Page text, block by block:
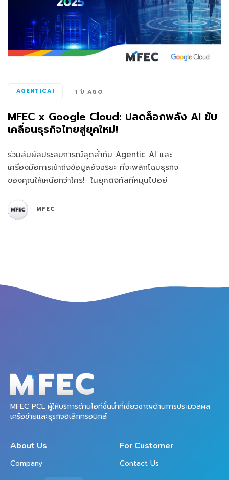
AGENTICAI 1 ปี AGO
MFEC x Google Cloud: ปลดล็อกพลัง AI ขับ
เคลื่อนธุรกิจไทยสู่ยุคใหม่!
ร่วมสัมผัสประสบการณ์สุดล้ำกับ Agentic AI และ
เครื่องมือการเข้าถึงข้อมูลอัจฉริยะ ที่จะพลิกโฉมธุรกิจ
ของคุณให้เหนือกว่าใคร! ในยุคดิจิทัลที่หมุนไปอย่
MFEC
MFEC PCL ผู้ให้บริการด้านไอทีชั้นนำที่เชี่ยวชาญด้านการประมวลผล
เครือข่ายและธุรกิจอิเล็กทรอนิกส์
About Us
Company
For Customer
Contact Us